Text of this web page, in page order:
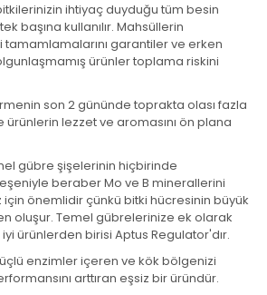
ihtiyaç duyduğu tüm besin
başına kullanılır. Mahsüllerin
garantiler ve erken
ürünler toplama riskini
son 2 gününde toprakta olası fazla
lezzet ve aromasını ön plana
gübre şişelerinin hiçbirinde
beraber Mo ve B minerallerini
için önemlidir çünkü bitki hücresinin büyük
oluşur. Temel gübrelerinize ek olarak
ürünlerden birisi Aptus Regulator'dır.
enzimler içeren ve kök bölgenizi
arttıran eşsiz bir üründür.